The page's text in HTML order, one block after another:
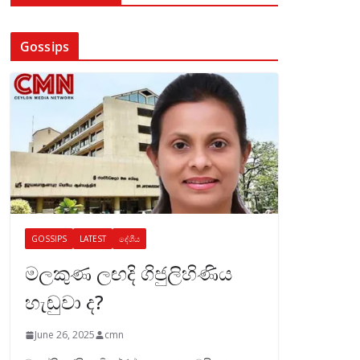
Gossips
GOSSIPS LATEST දේශීය
මලකුණ ලඟදි ගිජුලිහිණිය
හැඬුවා ද?
June 26, 2025 cmn